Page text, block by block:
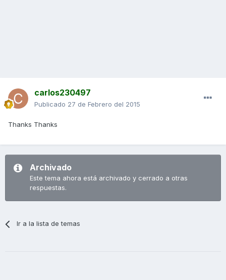
carlos230497
Publicado 27 de Febrero del 2015
Thanks Thanks
Archivado
Este tema ahora está archivado y cerrado a otras
respuestas.
Ir a la lista de temas